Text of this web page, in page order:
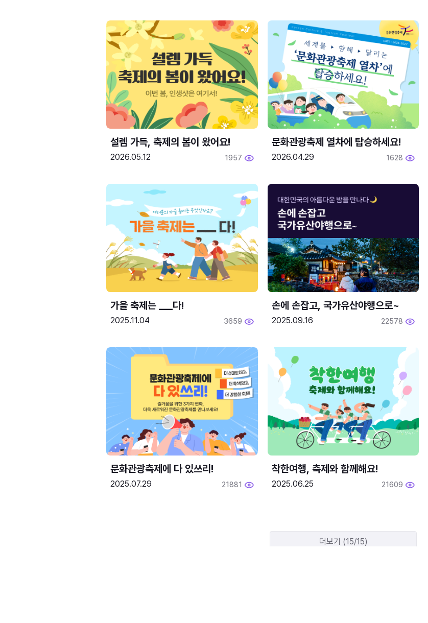
설렘 가득, 축제의 봄이 왔어요!
2026.05.12 1957
문화관광축제 열차에 탑승하세요!
2026.04.29 1628
2025.11.04 3659
손에 손잡고, 국가유산야행으로~
2025.09.16 22578
문화관광축제에 다 있쓰리!
2025.07.29 21881
착한여행, 축제와 함께해요!
2025.06.25 21609
더보기 (15/15)